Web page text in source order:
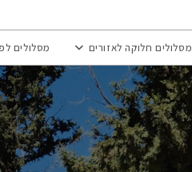
מסלולים חלוקה לאזורים מסלולים